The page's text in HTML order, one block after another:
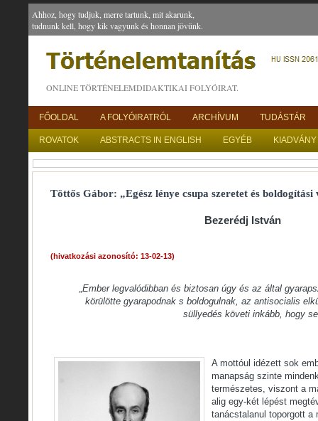
Ahhoz, hogy tudjuk, merre tartunk, mit akarunk,
tudnunk kell, hogy kik vagyunk és honnan jövünk.
ONLINE TÖRTÉNELEMDIDAKTIKAI FOLYÓIRAT.
FŐOLDAL A FOLYÓIRATRÓL ARCHÍVUM TUDÁSTÁR
ROVATOK ABSTRACTS IN ENGLISH EGYÉB
Töttős Gábor: „Egész lénye csupa szeretet és
Bezerédj István
(hivatkozási azonosító: 13-02-13)
„Ember legvalódibban és biztosan úgy és az által
körülötte gyarapodnak s boldogulnak, az antisocialis
süllyedés követi inkább, hogy
A mottóul idézett sok
manapság szinte
természetes, viszont a
alig egy-két lépést
tanácstalanul toporgott a